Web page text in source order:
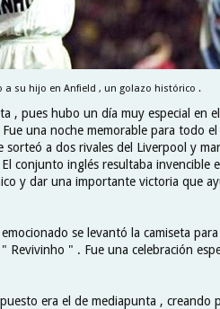
a su hijo en Anfield , un golazo histórico .
, pues hubo un día muy especial en
una noche memorable para todo el
sorteó a dos rivales del Liverpool y
conjunto inglés resultaba invencible
y dar una importante victoria que
se levantó la camiseta
Revivinho " . Fue una celebración
era el de mediapunta , creando